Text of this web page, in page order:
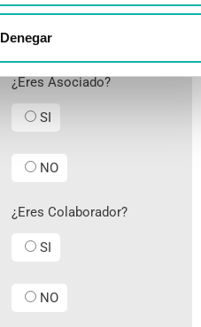
Denegar
¿Eres Asociado?
SI
NO
¿Eres Colaborador?
SI
NO